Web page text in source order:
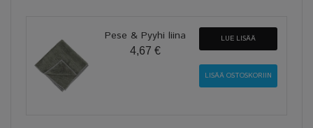
Pese & Pyyhi liina
4,67 €
LUE LISÄÄ